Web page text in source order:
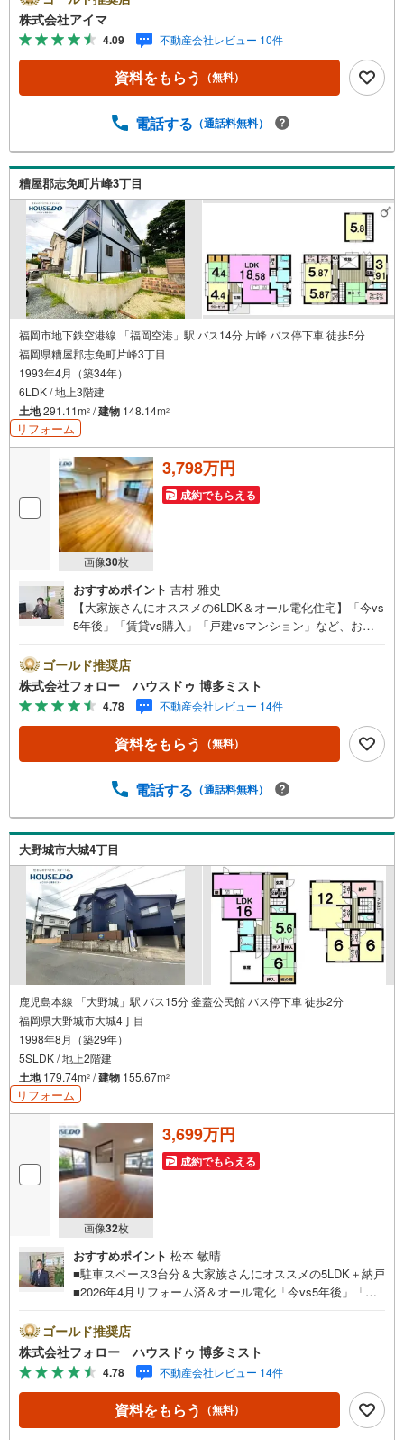
す。＼株式会社アイマが選ばれる2大サポート/【プロ目線
のローンの提案力】大手ネット銀行をはじめ多数の金融機
関と提携。お借入期間「最長50年」のプランや今注目の低
金利プランなど、購入後の生活にゆとりを持たせるための
最適な資金計画をご提案します。【フットワーク軽い安心
いて移動が大変」という方も大歓迎。平日・夜間の現地案
いたします。まずは『見るだけ』『ローン相談だけ』でも
大歓迎。お客様のペースを最優先し、無理な営業は一切行
いません。お客様のライフスタイルに合わせた快適な住ま
い探しをお手伝いいたします。まずはお気軽にお問い合わ
せくださいませ。
株式会社アイマ
4.09 不動産会社レビュー 10件
資料をもらう （無料）
電話する （通話料無料）
糟屋郡志免町片峰3丁目
福岡市地下鉄空港線 「福岡空港」駅 バス14分 片峰 バス停下車 徒歩5分
福岡県糟屋郡志免町片峰3丁目
1993年4月（築34年）
6LDK / 地上3階建
土地291.11m2 /建物 148.14m2
リフォーム
画像30枚
3,798万円
成約でもらえる
おすすめポイント 吉村 雅史
【大家族さんにオススメの6LDK＆オール電化住宅】「今vs
5年後」「賃貸vs購入」「戸建vsマンション」など、お住
ださい。答えはお客様の家族構成やご年齢、ライフプラン
によって全く変わってきます。ネット検索も便利ですが、1
回のご相談でお悩みが解決できるかもしれません。その答
えが「購入しない」となっても、お客様、ご家族様のベス
トであれば、それに越したことはありません。まずはお問
い合わせください。
ゴールド推奨店
株式会社フォロー ハウスドゥ 博多ミスト
4.78 不動産会社レビュー 14件
資料をもらう （無料）
電話する （通話料無料）
大野城市大城4丁目
鹿児島本線 「大野城」駅 バス15分 釜蓋公民館 バス停下車 徒歩2分
福岡県大野城市大城4丁目
1998年8月（築29年）
5SLDK / 地上2階建
土地179.74m2 /建物 155.67m2
リフォーム
画像32枚
3,699万円
成約でもらえる
おすすめポイント 松本 敏晴
■駐車スペース3台分＆大家族さんにオススメの5LDK＋納戸
■2026年4月リフォーム済＆オール電化「今vs5年後」「賃
る上で必ず出てくる疑問、不安をぶつけてください。答え
はお客様の家族構成やご年齢、ライフプランによって全く
変わってきます。ネット検索も便利ですが、1回のご相談で
お悩みが解決できるかもしれません。その答えが「購入し
ない」となっても、お客様、ご家族様のベストであれば、
それに越したことはありません。まずはお問い合わせくだ
ゴールド推奨店
株式会社フォロー ハウスドゥ 博多ミスト
4.78 不動産会社レビュー 14件
資料をもらう （無料）